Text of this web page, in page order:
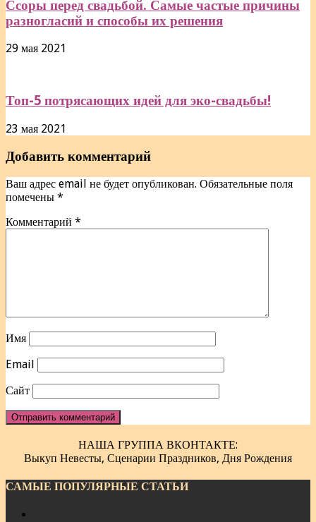
Ссоры перед свадьбой. Самые частые причины
разногласий и способы их решения
29 мая 2021
Топ-5 потрясающих идей для эко-свадьбы!
23 мая 2021
Добавить комментарий
Ваш адрес email не будет опубликован. Обязательные поля
помечены *
Комментарий *
Имя
Email
Сайт
НАША ГРУППА ВКОНТАКТЕ:
Выкуп Невесты, Сценарии Праздников, Дня Рождения
САМЫЕ ПОПУЛЯРНЫЕ СТАТЬИ